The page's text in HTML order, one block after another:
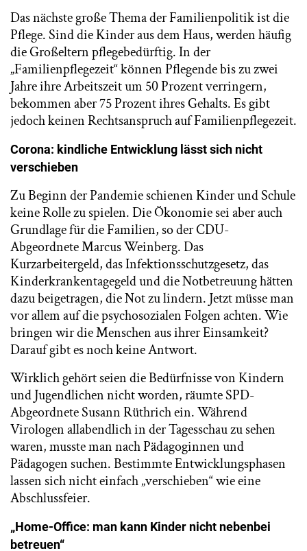
Das nächste große Thema der Familienpolitik ist die
Pflege. Sind die Kinder aus dem Haus, werden häufig
die Großeltern pflegebedürftig. In der
„Familienpflegezeit“ können Pflegende bis zu zwei
Jahre ihre Arbeitszeit um 50 Prozent verringern,
bekommen aber 75 Prozent ihres Gehalts. Es gibt
jedoch keinen Rechtsanspruch auf Familienpflegezeit.
Corona: kindliche Entwicklung lässt sich nicht
verschieben
Zu Beginn der Pandemie schienen Kinder und Schule
keine Rolle zu spielen. Die Ökonomie sei aber auch
Grundlage für die Familien, so der CDU-
Abgeordnete Marcus Weinberg. Das
Kurzarbeitergeld, das Infektionsschutzgesetz, das
Kinderkrankentagegeld und die Notbetreuung hätten
dazu beigetragen, die Not zu lindern. Jetzt müsse man
vor allem auf die psychosozialen Folgen achten. Wie
bringen wir die Menschen aus ihrer Einsamkeit?
Darauf gibt es noch keine Antwort.
Wirklich gehört seien die Bedürfnisse von Kindern
und Jugendlichen nicht worden, räumte SPD-
Abgeordnete Susann Rüthrich ein. Während
Virologen allabendlich in der Tagesschau zu sehen
waren, musste man nach Pädagoginnen und
Pädagogen suchen. Bestimmte Entwicklungsphasen
lassen sich nicht einfach „verschieben“ wie eine
Abschlussfeier.
„Home-Office: man kann Kinder nicht nebenbei
betreuen“